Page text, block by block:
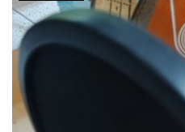
Crónica
Policial
Tribunales